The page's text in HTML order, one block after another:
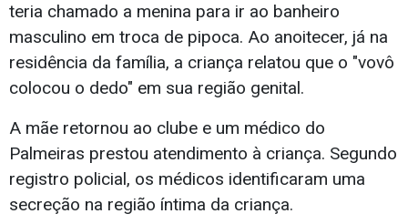
teria chamado a menina para ir ao banheiro
masculino em troca de pipoca. Ao anoitecer, já na
residência da família, a criança relatou que o "vovô
colocou o dedo" em sua região genital.
A mãe retornou ao clube e um médico do
Palmeiras prestou atendimento à criança. Segundo
registro policial, os médicos identificaram uma
secreção na região íntima da criança.